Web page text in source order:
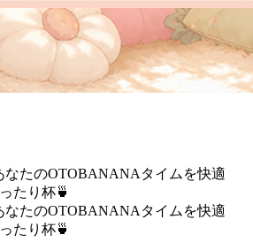
なたのOTOBANANAタイムを快適
たり杯🍵
なたのOTOBANANAタイムを快適
たり杯🍵